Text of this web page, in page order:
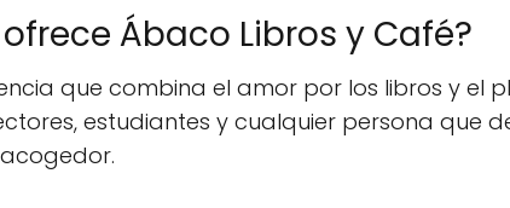
Ábaco Libros y Café?
que combina el amor por los libros y el
estudiantes y cualquier persona que